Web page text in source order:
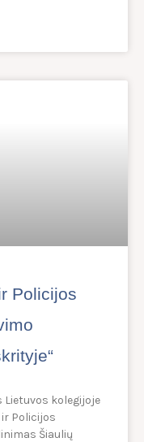
Policijos
Lietuvos kolegijoje
Policijos
Šiaulių